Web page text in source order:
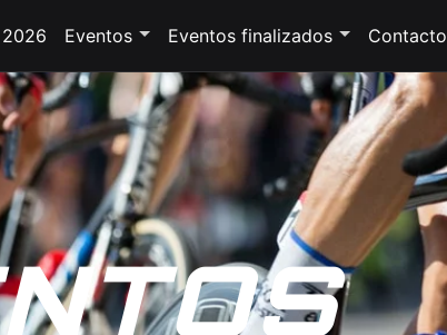
Eventos Eventos finalizados Contacto